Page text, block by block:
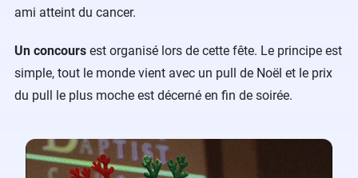
ami atteint du cancer.
Un concours est organisé lors de cette fête. Le principe est
simple, tout le monde vient avec un pull de Noël et le prix
du pull le plus moche est décerné en fin de soirée.